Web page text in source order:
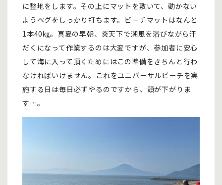
に整地をします。その上にマットを敷いて、動かない
ようペグをしっかり打ちます。ビーチマットはなんと
1本40㎏。真夏の早朝、炎天下で潮風を浴びながら汗
だくになって作業するのは大変ですが、参加者に安心
して海に入って頂くためにはこの準備をきちんと行わ
なければいけません。これをユニバーサルビーチを実
施する日は毎日必ずやるのですから、頭が下がりま
す…。